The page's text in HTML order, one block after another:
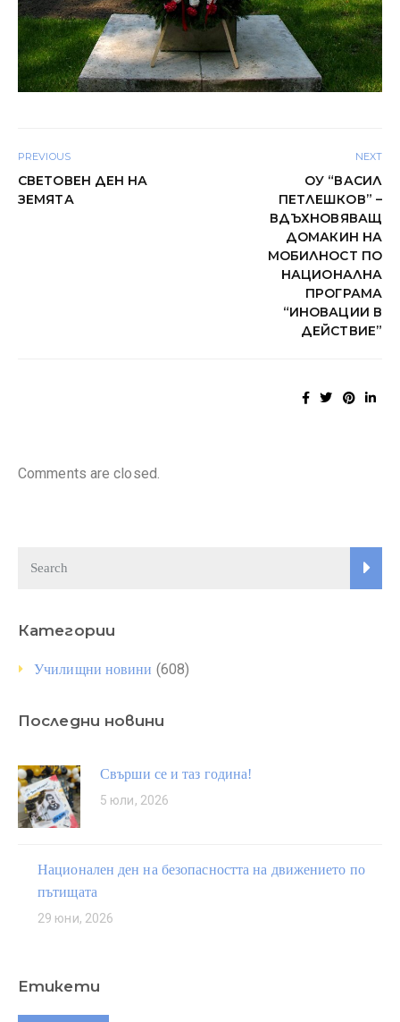
PREVIOUS
СВЕТОВЕН ДЕН НА
ЗЕМЯТА
NEXT
ОУ “ВАСИЛ
ПЕТЛЕШКОВ” –
ВДЪХНОВЯВАЩ
ДОМАКИН НА
МОБИЛНОСТ ПО
НАЦИОНАЛНА
ПРОГРАМА
“ИНОВАЦИИ В
ДЕЙСТВИЕ”
Comments are closed.
Категории
Училищни новини (608)
Последни новини
Свърши се и таз година!
5 юли, 2026
Национален ден на безопасността на движението по
пътищата
29 юни, 2026
Етикети